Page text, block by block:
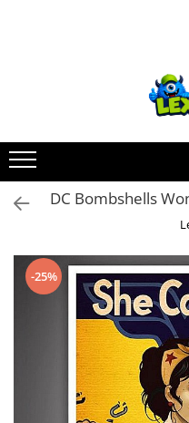
Board Games
Extensii boardgames
Card Games (jocuri cu carti)
Jocuri pentru toata familia
Party Games (jocuri de
Jocuri pentru copii
Smart Games
Puzzle-uri logice
Jocuri cu miniaturi
DC Bombshells
-25%